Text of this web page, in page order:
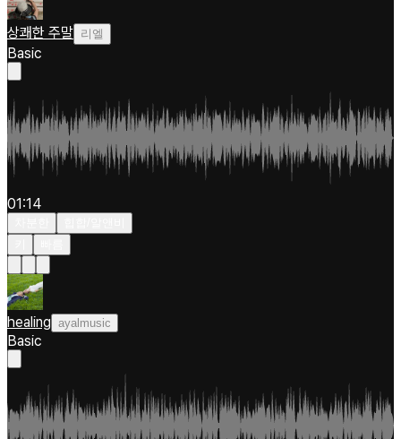
상쾌한 주말 리엘
Basic
01:14
healing ayalmusic
Basic